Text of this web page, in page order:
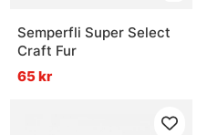
Semperfli Super Select
Craft Fur
65 kr